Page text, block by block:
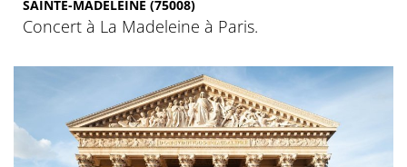
SAINTE-MADELEINE (75008)
Concert à La Madeleine à Paris.